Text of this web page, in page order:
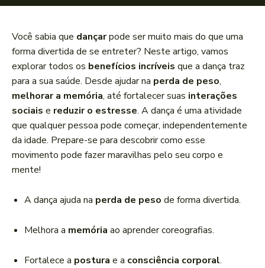
Você sabia que dançarpode ser muito mais do que uma
forma divertida de se entreter? Neste artigo, vamos
explorar todos os benefícios incríveis que a dança traz
para a sua saúde. Desde ajudar na perda de peso,
melhorar a memória, até fortalecer suas interações
sociais e reduzir o estresse. A dança é uma atividade
que qualquer pessoa pode começar, independentemente
da idade. Prepare-se para descobrir como esse
movimento pode fazer maravilhas pelo seu corpo e
mente!
A dança ajuda na perda de peso de forma divertida.
Melhora a memória ao aprender coreografias.
Fortalece a postura e a consciência corporal.